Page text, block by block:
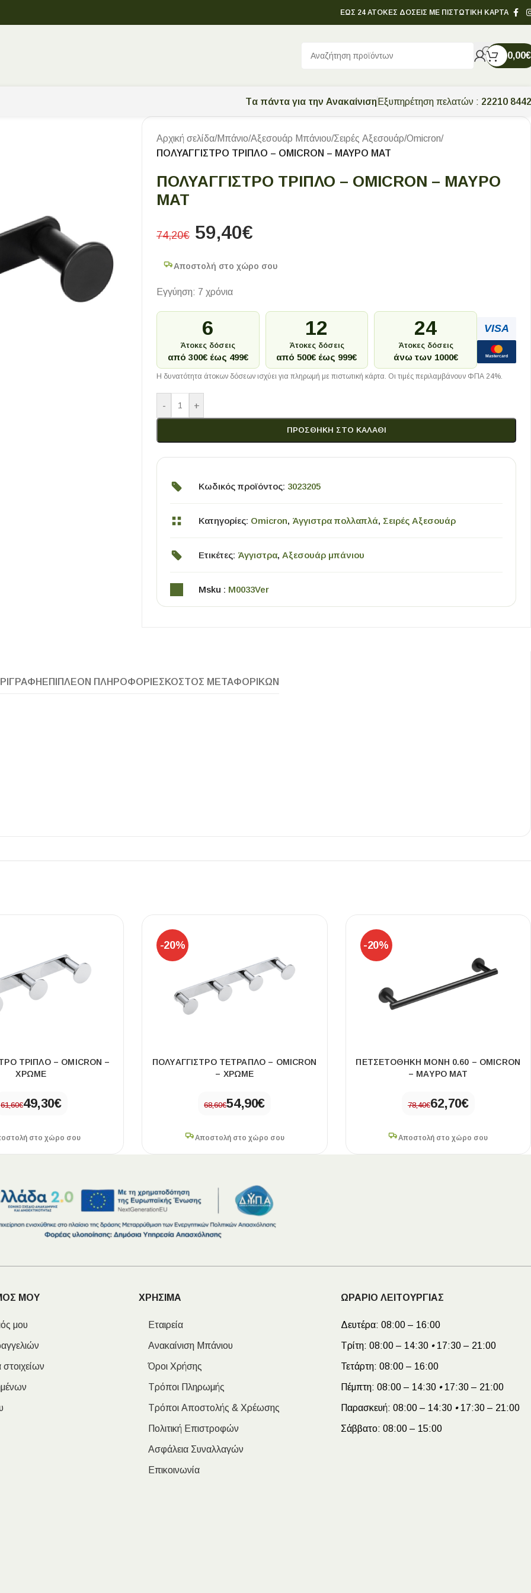
ΕΩΣ 24 ΑΤΟΚΕΣ ΔΟΣΕΙΣ ΜΕ ΠΙΣΤΩΤΙΚΗ ΚΑΡΤΑ
0,00€
Οδηγός Αγοράς Πλακιδίων
Tα πάντα για την Ανακαίνιση Εξυπηρέτηση πελατών : 22210
Αρχική σελίδα/Μπάνιο/Αξεσουάρ Μπάνιου/Σειρές Αξεσουάρ/Omicron/
ΠΟΛΥΑΓΓΙΣΤΡΟ ΤΡΙΠΛΟ – OMICRON – ΜΑΥΡΟ ΜΑΤ
ΠΟΛΥΑΓΓΙΣΤΡΟ ΤΡΙΠΛΟ – OMICRON – ΜΑΥΡΟ
ΜΑΤ
74,20€ 59,40€
Αποστολή στο χώρο σου
Εγγύηση: 7 χρόνια
6
Άτοκες δόσεις
από 300€ έως 499€
12
Άτοκες δόσεις
από 500€ έως 999€
24
Άτοκες δόσεις
άνω των 1000€
VISA
Mastercard
Η δυνατότητα άτοκων δόσεων ισχύει για πληρωμή με πιστωτική κάρτα. Οι τιμές περιλαμβάνουν ΦΠΑ 24%.
- +
ΠΡΟΣΘΉΚΗ ΣΤΟ ΚΑΛΆΘΙ
Κωδικός προϊόντος: 3023205
Κατηγορίες: Omicron, Άγγιστρα πολλαπλά, Σειρές Αξεσουάρ
Ετικέτες: Άγγιστρα, Αξεσουάρ μπάνιου
Msku : M0033Ver
ΕΠΙΠΛΈΟΝ ΠΛΗΡΟΦΟΡΊΕΣ ΚΌΣΤΟΣ ΜΕΤΑΦΟΡΙΚΏΝ
ΤΡΙΠΛΟ – OMICRON –
ΧΡΩΜΕ
61,60€49,30€
στο χώρο σου
-20%
ΠΟΛΥΑΓΓΙΣΤΡΟ ΤΕΤΡΑΠΛΟ – OMICRON
– ΧΡΩΜΕ
68,60€54,90€
Αποστολή στο χώρο σου
-20%
ΠΕΤΣΕΤΟΘΗΚΗ ΜΟΝΗ 0.60 – OMICRON
– ΜΑΥΡΟ ΜΑΤ
78,40€62,70€
Αποστολή στο χώρο σου
ΜΟΥ
μου
ΧΡΗΣΙΜΑ
Εταιρεία
Ανακαίνιση Μπάνιου
Όροι Χρήσης
Τρόποι Πληρωμής
Τρόποι Αποστολής & Χρέωσης
Πολιτική Επιστροφών
Ασφάλεια Συναλλαγών
Επικοινωνία
ΩΡΑΡΙΟ ΛΕΙΤΟΥΡΓΙΑΣ
Δευτέρα: 08:00 – 16:00
Τρίτη: 08:00 – 14:30 •17:30 – 21:00
Τετάρτη: 08:00 – 16:00
Πέμπτη: 08:00 – 14:30 •17:30 – 21:00
Παρασκευή: 08:00 – 14:30 •17:30 – 21:00
Σάββατο: 08:00 – 15:00